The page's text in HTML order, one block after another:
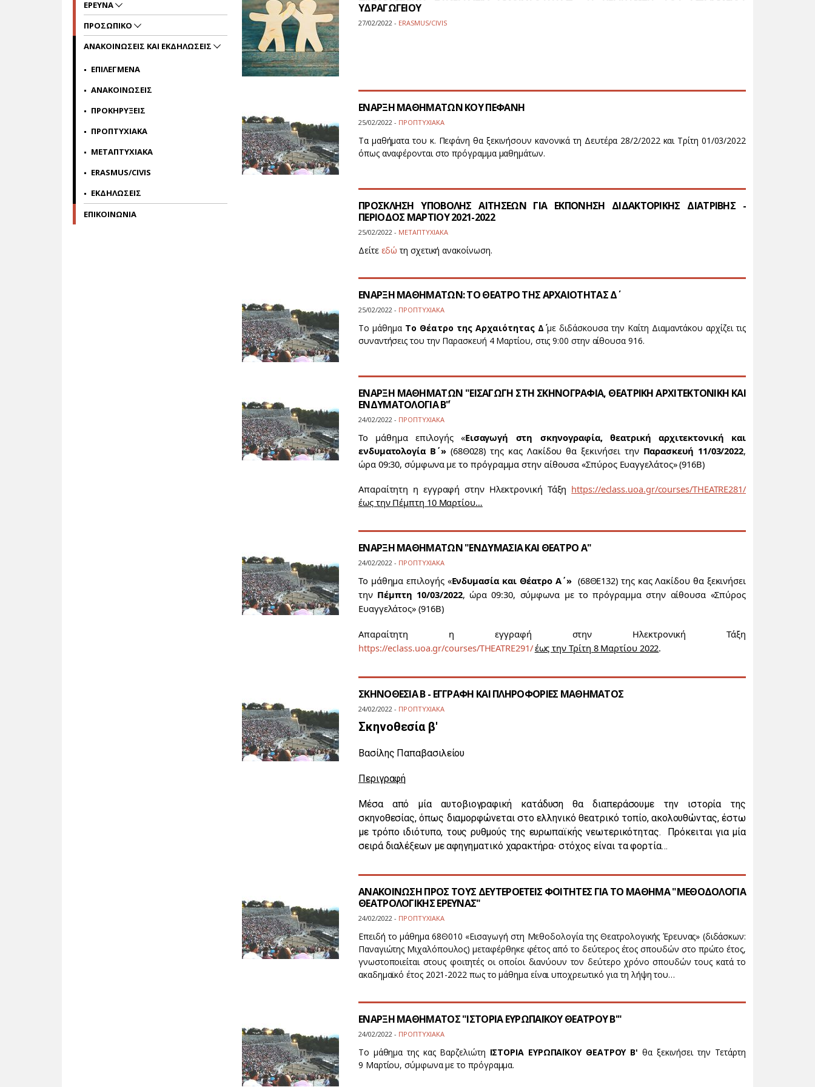
ΥΔΡΑΓΩΓΕΙΟΥ
27/02/2022 - ERASMUS/CIVIS
ΕΝΑΡΞΗ ΜΑΘΗΜΑΤΩΝ ΚΟΥ ΠΕΦΑΝΗ
25/02/2022 - ΠΡΟΠΤΥΧΙΑΚΑ
Τα μαθήματα του κ. Πεφάνη θα ξεκινήσουν κανονικά τη Δευτέρα 28/2/2022 και Τρίτη 01/03/2022
όπως αναφέρονται στο πρόγραμμα μαθημάτων.
ΠΡΟΣΚΛΗΣΗ ΥΠΟΒΟΛΗΣ ΑΙΤΗΣΕΩΝ ΓΙΑ ΕΚΠΟΝΗΣΗ ΔΙΔΑΚΤΟΡΙΚΗΣ ΔΙΑΤΡΙΒΗΣ -
ΠΕΡΙΟΔΟΣ ΜΑΡΤΙΟΥ 2021-2022
25/02/2022 - ΜΕΤΑΠΤΥΧΙΑΚΑ
Δείτε εδώ τη σχετική ανακοίνωση.
ΕΝΑΡΞΗ ΜΑΘΗΜΑΤΩΝ: ΤΟ ΘΕΑΤΡΟ ΤΗΣ ΑΡΧΑΙΟΤΗΤΑΣ Δ΄
25/02/2022 - ΠΡΟΠΤΥΧΙΑΚΑ
Το μάθημα Το Θέατρο της Αρχαιότητας Δ΄ με διδάσκουσα την Καίτη Διαμαντάκου αρχίζει τις
συναντήσεις του την Παρασκευή 4 Μαρτίου, στις 9:00 στην αίθουσα 916.
ΕΝΑΡΞΗ ΜΑΘΗΜΑΤΩΝ "ΕΙΣΑΓΩΓΗ ΣΤΗ ΣΚΗΝΟΓΡΑΦΙΑ, ΘΕΑΤΡΙΚΗ ΑΡΧΙΤΕΚΤΟΝΙΚΗ ΚΑΙ
ΕΝΔΥΜΑΤΟΛΟΓΙΑ Β΄"
24/02/2022 - ΠΡΟΠΤΥΧΙΑΚΑ
Το μάθημα επιλογής «Εισαγωγή στη σκηνογραφία, θεατρική αρχιτεκτονική και
ενδυματολογία Β΄»(68Θ028) της κας Λακίδου θα ξεκινήσει την Παρασκευή 11/03/2022,
ώρα 09:30, σύμφωνα με το πρόγραμμα στην αίθουσα «Σπύρος Ευαγγελάτος» (916Β)
Απαραίτητη η εγγραφή στην Ηλεκτρονική Τάξη https://eclass.uoa.gr/courses/THEATRE281/
έως την Πέμπτη 10 Μαρτίου…
ΕΝΑΡΞΗ ΜΑΘΗΜΑΤΩΝ "ΕΝΔΥΜΑΣΙΑ ΚΑΙ ΘΕΑΤΡΟ Α"
24/02/2022 - ΠΡΟΠΤΥΧΙΑΚΑ
Το μάθημα επιλογής «Ενδυμασία και Θέατρο Α΄»(68ΘΕ132) της κας Λακίδου θα ξεκινήσει
την Πέμπτη 10/03/2022, ώρα 09:30, σύμφωνα με το πρόγραμμα στην αίθουσα «Σπύρος
Ευαγγελάτος» (916Β)
Απαραίτητη η εγγραφή στην Ηλεκτρονική Τάξη
https://eclass.uoa.gr/courses/THEATRE291/έως την Τρίτη 8 Μαρτίου 2022.
ΣΚΗΝΟΘΕΣΙΑ Β - ΕΓΓΡΑΦΗ ΚΑΙ ΠΛΗΡΟΦΟΡΙΕΣ ΜΑΘΗΜΑΤΟΣ
24/02/2022 - ΠΡΟΠΤΥΧΙΑΚΑ
Σκηνοθεσία β'
Βασίλης Παπαβασιλείου
Περιγραφή
Μέσα από μία αυτοβιογραφική κατάδυση θα διαπεράσουμε την ιστορία της
σκηνοθεσίας, όπως διαμορφώνεται στο ελληνικό θεατρικό τοπίο, ακολουθώντας, έστω
με τρόπο ιδιότυπο, τους ρυθμούς της ευρωπαϊκής νεωτερικότητας. Πρόκειται για μία
σειρά διαλέξεων με αφηγηματικό χαρακτήρα∙ στόχος είναι τα φορτία…
ΑΝΑΚΟΙΝΩΣΗ ΠΡΟΣ ΤΟΥΣ ΔΕΥΤΕΡΟΕΤΕΙΣ ΦΟΙΤΗΤΕΣ ΓΙΑ ΤΟ ΜΑΘΗΜΑ "ΜΕΘΟΔΟΛΟΓΙΑ
ΘΕΑΤΡΟΛΟΓΙΚΗΣ ΕΡΕΥΝΑΣ"
24/02/2022 - ΠΡΟΠΤΥΧΙΑΚΑ
Επειδή το μάθημα 68Θ010 «Εισαγωγή στη Μεθοδολογία της Θεατρολογικής Έρευνας» (διδάσκων:
Παναγιώτης Μιχαλόπουλος) μεταφέρθηκε φέτος από το δεύτερος έτος σπουδών στο πρώτο έτος,
γνωστοποιείται στους φοιτητές οι οποίοι διανύουν τον δεύτερο χρόνο σπουδών τους κατά το
ακαδημαϊκό έτος 2021-2022 πως το μάθημα είναι υποχρεωτικό για τη λήψη του…
ΕΝΑΡΞΗ ΜΑΘΗΜΑΤΟΣ "ΙΣΤΟΡΙΑ ΕΥΡΩΠΑΪΚΟΥ ΘΕΑΤΡΟΥ Β'"
24/02/2022 - ΠΡΟΠΤΥΧΙΑΚΑ
Το μάθημα της κας Βαρζελιώτη ΙΣΤΟΡΙΑ ΕΥΡΩΠΑΪΚΟΥ ΘΕΑΤΡΟΥ Β' θα ξεκινήσει την Τετάρτη
9 Μαρτίου, σύμφωνα με το πρόγραμμα.
ΕΡΕΥΝΑ
ΠΡΟΣΩΠΙΚΟ
ΑΝΑΚΟΙΝΩΣΕΙΣ ΚΑΙ ΕΚΔΗΛΩΣΕΙΣ
ΕΠΙΛΕΓΜΕΝΑ
ΑΝΑΚΟΙΝΩΣΕΙΣ
ΠΡΟΚΗΡΥΞΕΙΣ
ΠΡΟΠΤΥΧΙΑΚΑ
ΜΕΤΑΠΤΥΧΙΑΚΑ
ERASMUS/CIVIS
ΕΚΔΗΛΩΣΕΙΣ
ΕΠΙΚΟΙΝΩΝΙΑ